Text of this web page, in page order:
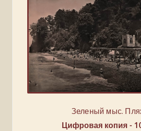
Зеленый мыс.
Цифровая копия -